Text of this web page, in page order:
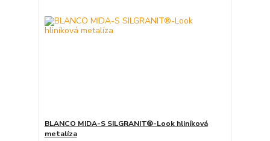
BLANCO MIDA-S SILGRANIT®-Look hliníková
metalíza